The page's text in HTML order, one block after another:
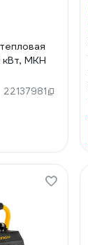
кВт, МКН
22137981